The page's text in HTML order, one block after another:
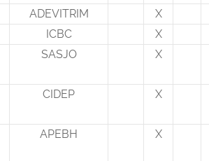
ADEVITRIM
X
ICBC
X
SASJO X
CIDEP X
APEBH X